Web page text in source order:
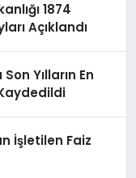
1874
Açıklandı
Yılların En
İşletilen Faiz